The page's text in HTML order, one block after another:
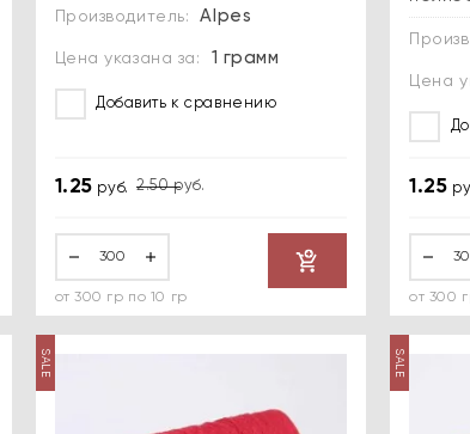
Производитель: Alpes
Цена указана за: 1 грамм
Добавить к сравнению
1.25 руб. 2.50руб.
от 300 гр по 10 гр
Цена
1.25
от 300
Купить
SALE SALE